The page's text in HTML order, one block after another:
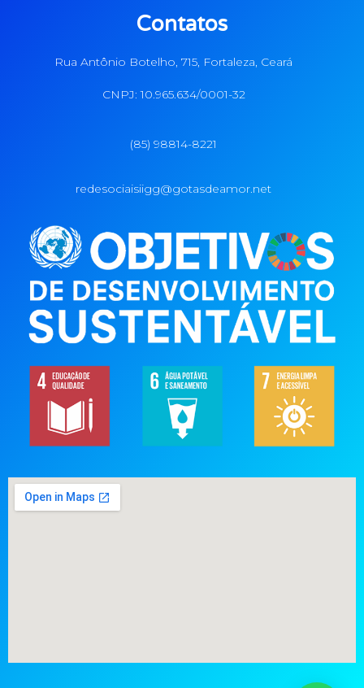
Contatos
Rua Antônio Botelho, 715, Fortaleza, Ceará
CNPJ: 10.965.634/0001-32
(85) 98814-8221
redesociaisiigg@gotasdeamor.net